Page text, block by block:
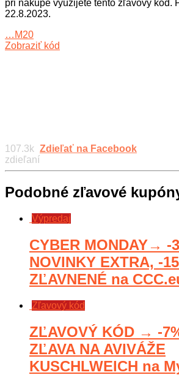
pri nákupe využijete tento zľavový kód.
22.8.2023.
…M20
Zobraziť kód
107.3k
zdieľaní
Zdieľať na Facebook
Podobné zľavové
Výpredaj
CYBER MONDAY→ -
NOVINKY EXTRA, -
ZĽAVNENÉ na
Zľavový kód
ZĽAVOVÝ KÓD → -
ZĽAVA NA AVIVÁŽE
KUSCHLWEICH na